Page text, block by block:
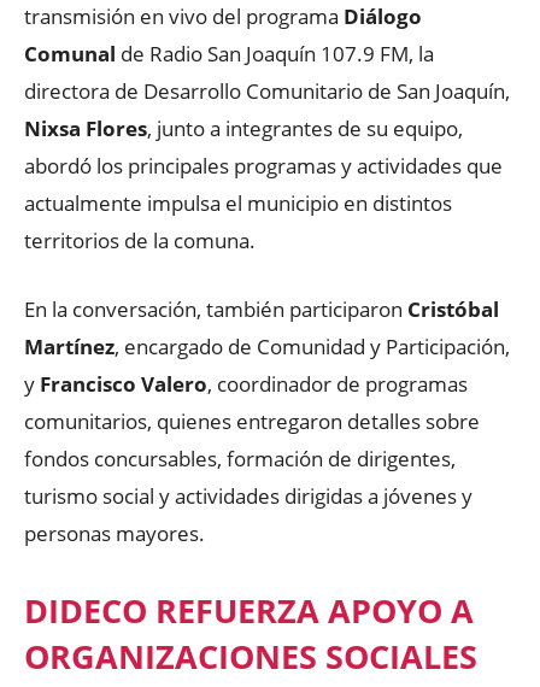
transmisión en vivo del programa Diálogo
Comunal de Radio San Joaquín 107.9 FM, la
directora de Desarrollo Comunitario de San Joaquín,
Nixsa Flores, junto a integrantes de su equipo,
abordó los principales programas y actividades que
actualmente impulsa el municipio en distintos
territorios de la comuna.
En la conversación, también participaron Cristóbal
Martínez, encargado de Comunidad y Participación,
y Francisco Valero, coordinador de programas
comunitarios, quienes entregaron detalles sobre
fondos concursables, formación de dirigentes,
turismo social y actividades dirigidas a jóvenes y
personas mayores.
DIDECO REFUERZA APOYO A
ORGANIZACIONES SOCIALES